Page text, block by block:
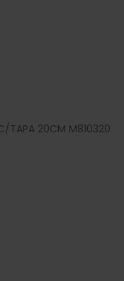
TAPA 20CM M810320